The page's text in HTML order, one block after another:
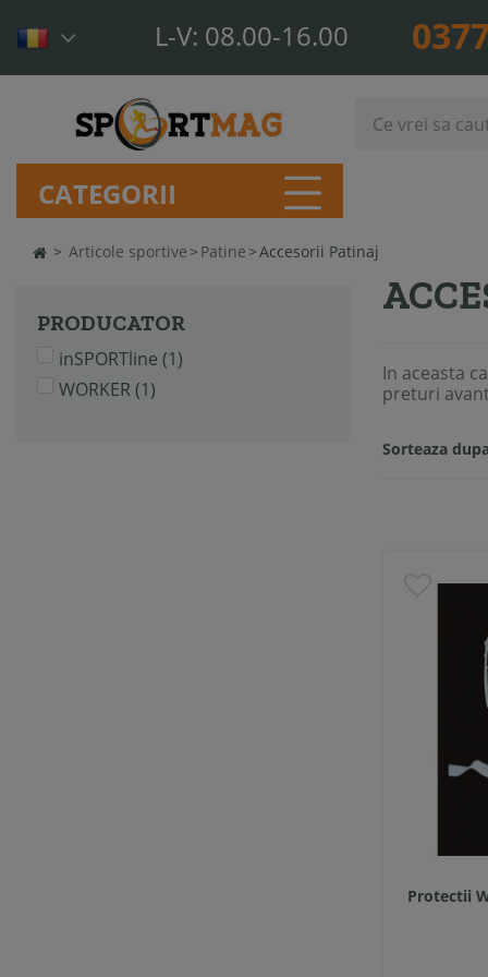
L-V: 08.00-16.00
CATEGORII
> Articole sportive > Patine >Accesorii Patinaj
PRODUCATOR
inSPORTline (1)
WORKER(1)
In aceasta
preturi
Sorteaza
Protectii